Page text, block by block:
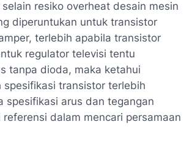
resiko overheat desain mesin
diperuntukan untuk transistor
terlebih apabila transistor
regulator televisi tentu
tanpa dioda, maka ketahui
spesifikasi transistor terlebih
spesifikasi arus dan tegangan
referensi dalam mencari persamaan